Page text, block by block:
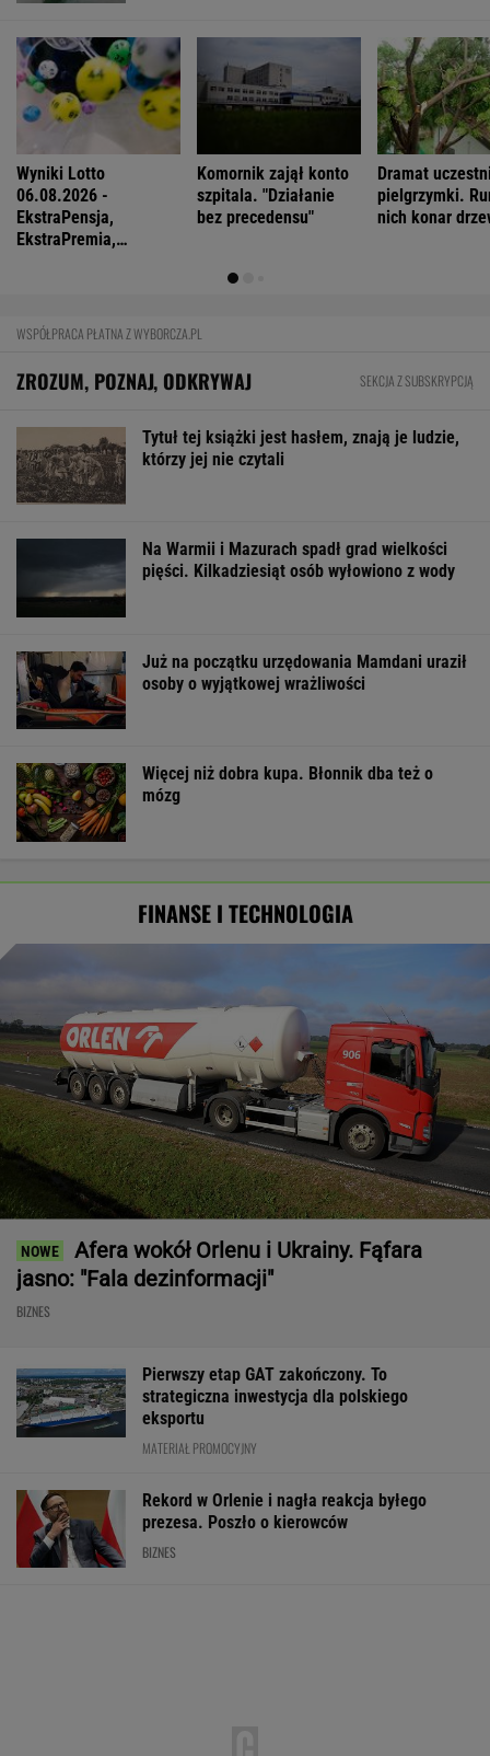
Wyniki Lotto
06.08.2026 -
EkstraPensja,
EkstraPremia,
Komornik zajął konto
szpitala. "Działanie
bez precedensu"
Dramat
pielgrzymki.
nich konar
WSPÓŁPRACA PŁATNA Z WYBORCZA.PL
ZROZUM, POZNAJ, ODKRYWAJ SEKCJA Z SUBSKRYPCJĄ
Tytuł tej książki jest hasłem, znają je ludzie,
którzy jej nie czytali
Na Warmii i Mazurach spadł grad wielkości
pięści. Kilkadziesiąt osób wyłowiono z wody
Już na początku urzędowania Mamdani uraził
osoby o wyjątkowej wrażliwości
Więcej niż dobra kupa. Błonnik dba też o
mózg
FINANSE I TECHNOLOGIA
Afera wokół Orlenu i Ukrainy. Fąfara
jasno: "Fala dezinformacji"
BIZNES
Pierwszy etap GAT zakończony. To
strategiczna inwestycja dla polskiego
eksportu
MATERIAŁ PROMOCYJNY
Rekord w Orlenie i nagła reakcja byłego
prezesa. Poszło o kierowców
BIZNES